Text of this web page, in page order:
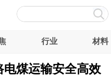
行业 材料
煤运输安全高效